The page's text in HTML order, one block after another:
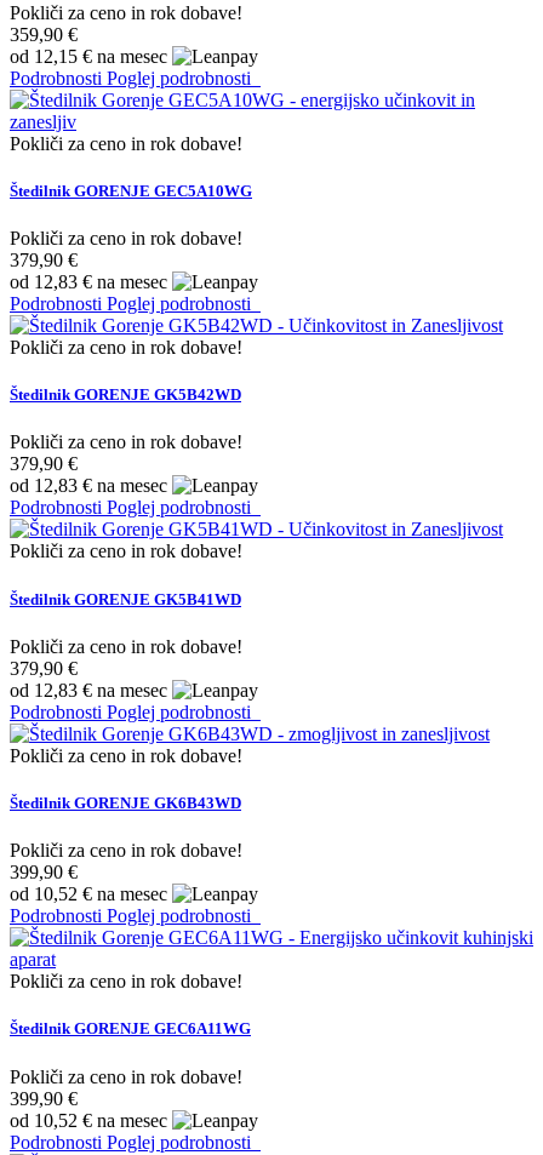
Pokliči za ceno in rok dobave!
359,90 €
od 12,15 € na mesec
Podrobnosti Poglej podrobnosti
Pokliči za ceno in rok dobave!
Štedilnik GORENJE GEC5A10WG
Pokliči za ceno in rok dobave!
379,90 €
od 12,83 € na mesec
Podrobnosti Poglej podrobnosti
Pokliči za ceno in rok dobave!
Štedilnik GORENJE GK5B42WD
Pokliči za ceno in rok dobave!
379,90 €
od 12,83 € na mesec
Podrobnosti Poglej podrobnosti
Pokliči za ceno in rok dobave!
Štedilnik GORENJE GK5B41WD
Pokliči za ceno in rok dobave!
379,90 €
od 12,83 € na mesec
Podrobnosti Poglej podrobnosti
Pokliči za ceno in rok dobave!
Štedilnik GORENJE GK6B43WD
Pokliči za ceno in rok dobave!
399,90 €
od 10,52 € na mesec
Podrobnosti Poglej podrobnosti
Pokliči za ceno in rok dobave!
Štedilnik GORENJE GEC6A11WG
Pokliči za ceno in rok dobave!
399,90 €
od 10,52 € na mesec
Podrobnosti Poglej podrobnosti